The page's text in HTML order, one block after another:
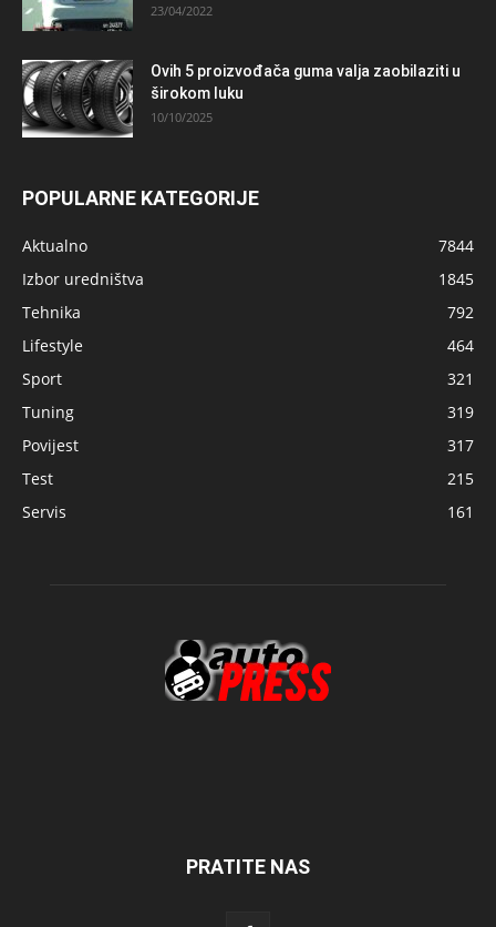
23/04/2022
Ovih 5 proizvođača guma valja zaobilaziti u
širokom luku
10/10/2025
POPULARNE KATEGORIJE
Aktualno
7844
Izbor uredništva
1845
Tehnika
792
Lifestyle
464
Sport
321
Tuning
319
Povijest
317
Test
215
Servis
161
PRATITE NAS